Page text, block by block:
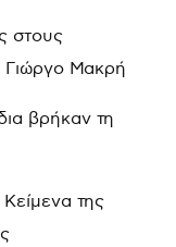
στους
Γιώργο Μακρή
βρήκαν τη
της